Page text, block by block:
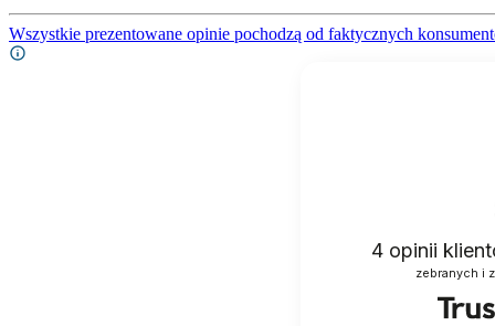
Wszystkie prezentowane opinie pochodzą od faktycznych
4 opinii
zebranych i